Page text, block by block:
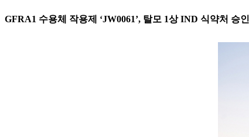
GFRA1 수용체 작용제 ‘JW0061’, 탈모 1상 IND 식약처 승인